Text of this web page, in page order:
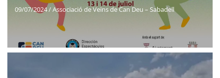
09/07/2024/Associació de Veïns de Can Deu – Sabadell